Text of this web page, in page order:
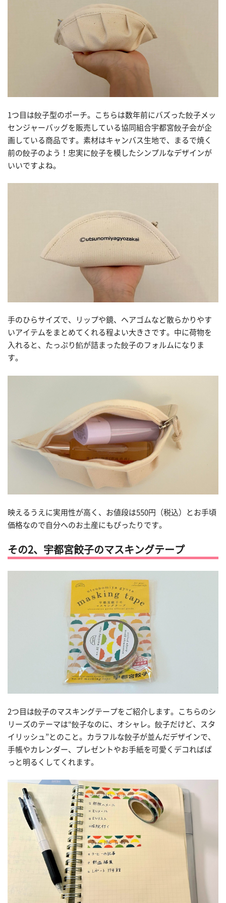
1つ目は餃子型のポーチ。こちらは数年前にバズった餃子メッ
センジャーバッグを販売している協同組合宇都宮餃子会が企
画している商品です。素材はキャンバス生地で、まるで焼く
前の餃子のよう！忠実に餃子を模したシンプルなデザインが
いいですよね。
手のひらサイズで、リップや鏡、ヘアゴムなど散らかりやす
いアイテムをまとめてくれる程よい大きさです。中に荷物を
入れると、たっぷり餡が詰まった餃子のフォルムになりま
す。
映えるうえに実用性が高く、お値段は550円（税込）とお手頃
価格なので自分へのお土産にもぴったりです。
その2、宇都宮餃子のマスキングテープ
2つ目は餃子のマスキングテープをご紹介します。こちらのシ
リーズのテーマは“餃子なのに、オシャレ。餃子だけど、スタ
イリッシュ”とのこと。カラフルな餃子が並んだデザインで、
手帳やカレンダー、プレゼントやお手紙を可愛くデコればぱ
っと明るくしてくれます。